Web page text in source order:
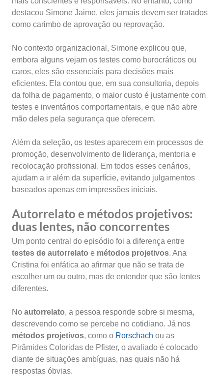
destacou Simone Jaime, eles jamais devem ser tratados
como carimbo de aprovação ou reprovação.
No contexto organizacional, Simone explicou que,
embora alguns vejam os testes como burocráticos ou
caros, eles são essenciais para decisões mais
eficientes. Ela contou que, em sua consultoria, depois
da folha de pagamento, o maior custo é justamente com
testes e inventários comportamentais, e que não abre
mão deles pela segurança que oferecem.
Além da seleção, os testes aparecem em processos de
promoção, desenvolvimento de liderança, mentoria e
recolocação profissional. Em todos esses cenários,
ajudam a ir além da superfície, evitando julgamentos
baseados apenas em impressões iniciais.
Autorrelato e métodos projetivos:
duas lentes, não concorrentes
Um ponto central do episódio foi a diferença entre
testes de autorrelato e métodos projetivos. Ana
Cristina foi enfática ao afirmar que não se trata de
escolher um ou outro, mas de entender que são lentes
diferentes.
No autorrelato, a pessoa responde sobre si mesma,
descrevendo como se percebe no cotidiano. Já nos
métodos projetivos, como o Rorschach ou as
Pirâmides Coloridas de Pfister, o avaliado é colocado
diante de situações ambíguas, nas quais não há
respostas óbvias.